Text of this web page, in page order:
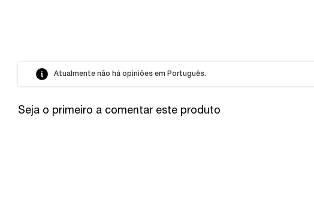
Atualmente não há opiniões em Português.
Seja o primeiro a comentar este produto